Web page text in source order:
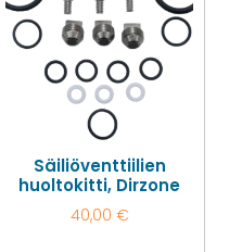
Säiliöventtiilien
huoltokitti, Dirzone
40,00 €